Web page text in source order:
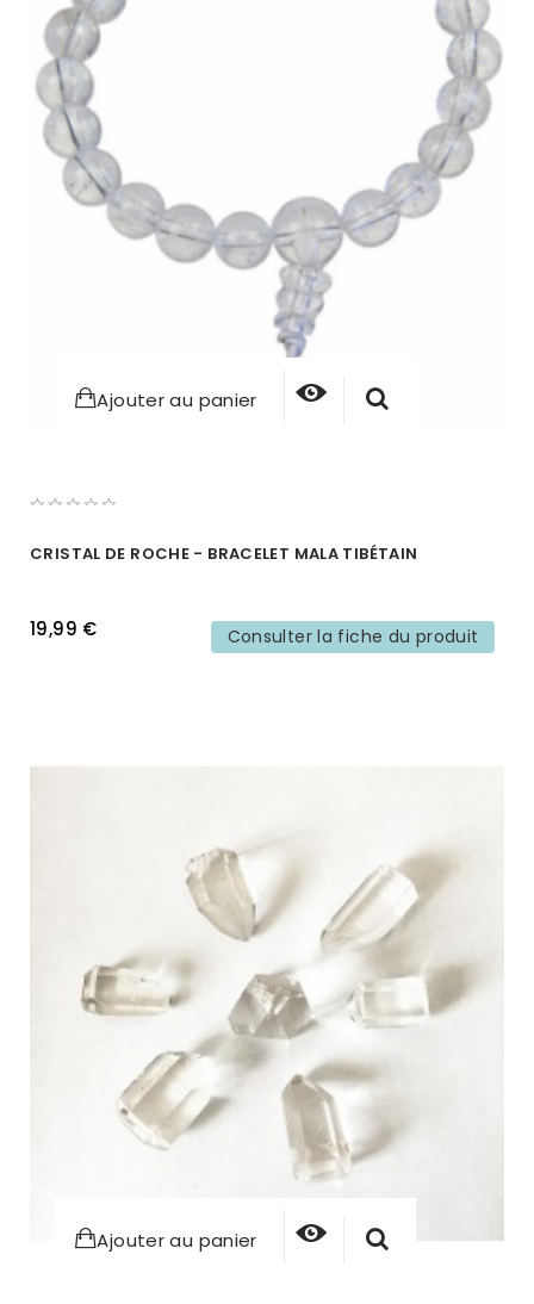
Ajouter au panier
CRISTAL DE ROCHE - BRACELET MALA TIBÉTAIN
19,99 € Consulter la fiche du produit
Ajouter au panier